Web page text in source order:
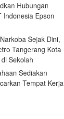
Hubungan
Indonesia Epson
Sejak Dini,
Tangerang Kota
Sekolah
Sediakan
Tempat Kerja